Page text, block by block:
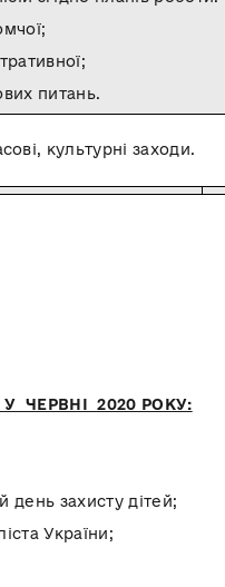
питань.
культурні заходи.
ЧЕРВНІ 2020 РОКУ:
дітей;
України;